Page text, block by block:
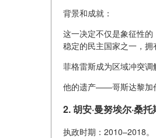
背景和成就：
这一决定不仅是象征性
稳定的民主国家之一，拥
菲格雷斯成为区域冲突调
他的遗产——哥斯达黎加
2. 胡安·曼努埃尔·桑托
执政时期：2010–2018。